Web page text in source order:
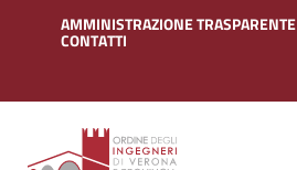
AMMINISTRAZIONE TRASPARENTE
CONTATTI